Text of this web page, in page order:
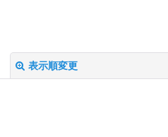
表示順変更